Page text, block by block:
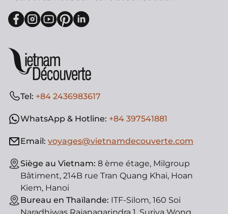
Tel: +84 2436983617
WhatsApp & Hotline: +84 397541881
Email: voyages@vietnamdecouverte.com
Siège au Vietnam: 8 ème étage, Milgroup
Bâtiment, 214B rue Tran Quang Khai, Hoan
Kiem, Hanoi
Bureau en Thaïlande: ITF-Silom, 160 Soi